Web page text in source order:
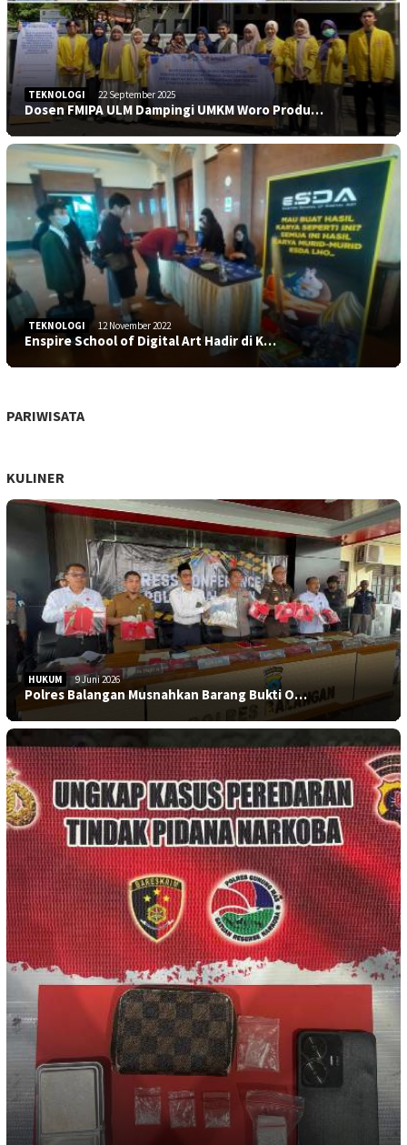
TEKNOLOGI 22 September 2025
Dosen FMIPA ULM Dampingi UMKM Woro Produ…
TEKNOLOGI 12 November 2022
Enspire School of Digital Art Hadir di K…
PARIWISATA
KULINER
HUKUM 9 Juni 2026
Polres Balangan Musnahkan Barang Bukti O…